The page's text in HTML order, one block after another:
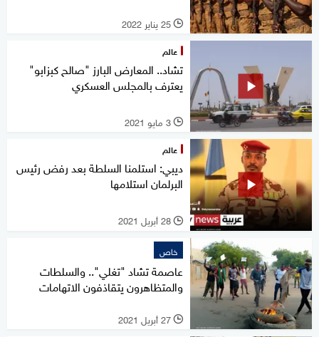
l 25 يناير 2022
عالم
تشاد.. المعارض البارز "صالح كبزابو"
يعترف بالمجلس العسكري
l 3 مايو 2021
عالم
ديبي: استلمنا السلطة بعد رفض رئيس
البرلمان استلامها
l 28 أبريل 2021
خاص
عاصمة تشاد "تغلي".. والسلطات
والمتظاهرون يتقاذفون الاتهامات
l 27 أبريل 2021